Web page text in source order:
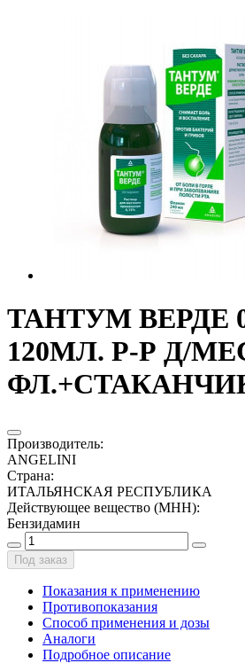
ТАНТУМ ВЕРДЕ
120МЛ. Р-Р Д/
Производитель:
ANGELINI
Страна:
ИТАЛЬЯНСКАЯ РЕСПУБЛИКА
Действующее вещество (МНН):
Бензидамин
Под заказ
Показания к применению
Противопоказания
Способ применения и дозы
Аналоги
Подробное описание